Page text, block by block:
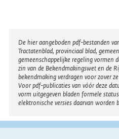
Disclaimer
De hier aangeboden pdf-bestanden
Tractatenblad, provinciaal blad,
gemeenschappelijke regeling vormen
zin van de Bekendmakingswet en de
bekendmaking verdragen voor zover
Voor pdf-publicaties van vóór deze
vorm uitgegeven bladen formele
elektronische versies daarvan worden